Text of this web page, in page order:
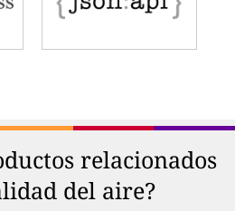
relacionados
del aire?